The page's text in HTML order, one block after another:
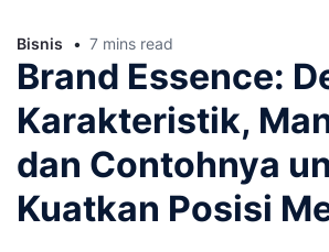
Bisnis 7 mins read
Brand Essence:
Karakteristik,
dan Contohnya
Kuatkan Posisi